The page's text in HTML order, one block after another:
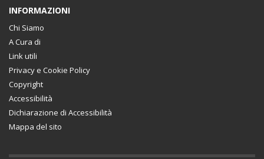
INFORMAZIONI
Chi Siamo
A Cura di
Link utili
Privacy e Cookie Policy
Copyright
Accessibilità
Dichiarazione di Accessibilità
Mappa del sito